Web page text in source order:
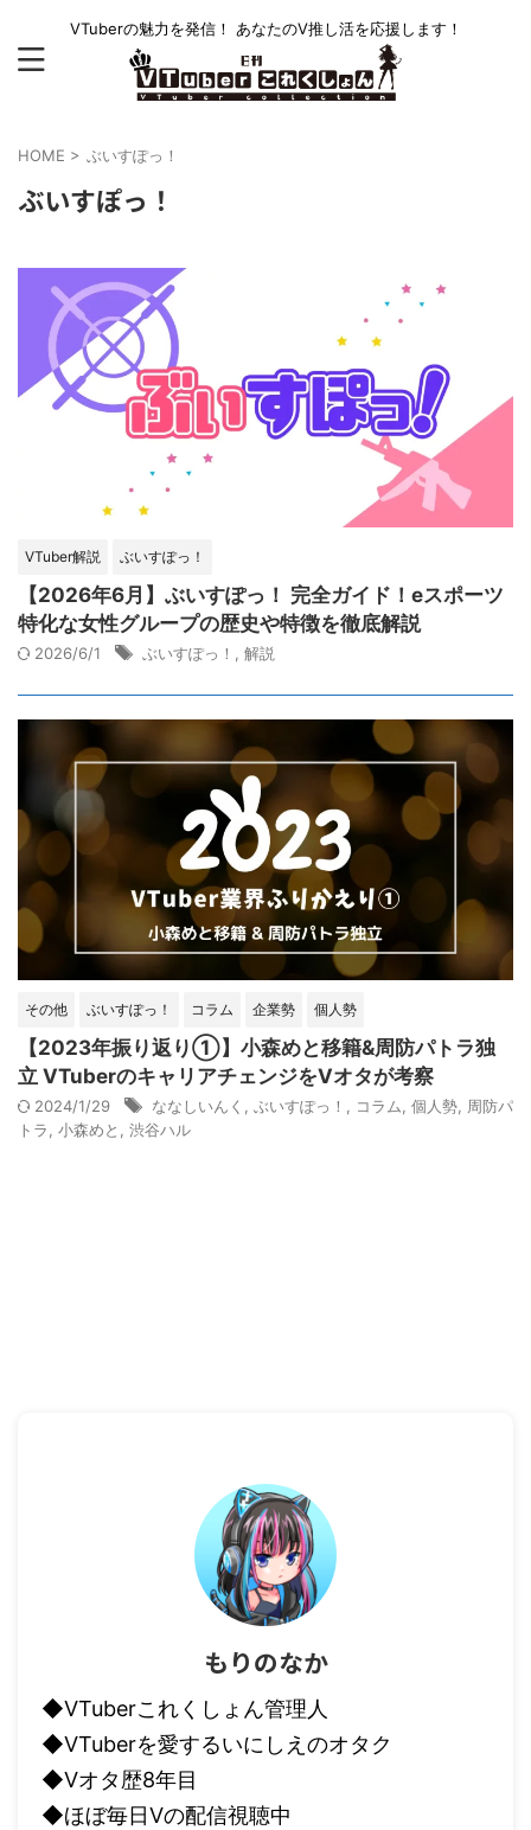
VTuberの魅力を発信！ あなたのV推し活を応援します！
HOME > ぶいすぽっ！
ぶいすぽっ！
VTuber解説 ぶいすぽっ！
【2026年6月】ぶいすぽっ！ 完全ガイド！eスポーツ
特化な女性グループの歴史や特徴を徹底解説
2026/6/1 ぶいすぽっ！ , 解説
その他 ぶいすぽっ！ コラム 企業勢 個人勢
【2023年振り返り①】小森めと移籍&周防パトラ独
立 VTuberのキャリアチェンジをVオタが考察
2024/1/29 ななしいんく ぶいすぽっ！ コラム 個人勢
周防パ
トラ
小森めと 渋谷ハル
もりのなか
◆VTuberこれくしょん管理人
◆VTuberを愛するいにしえのオタク
◆Vオタ歴8年目
◆ほぼ毎日Vの配信視聴中